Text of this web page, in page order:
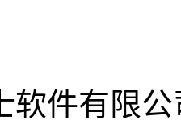
软件有限公